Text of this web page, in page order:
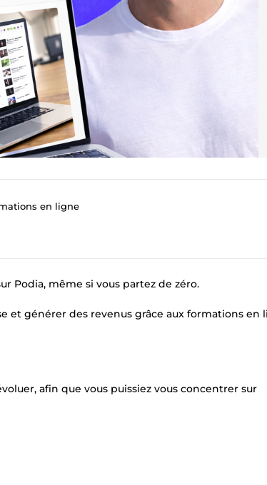
en ligne
Podia, même si vous partez de zéro.
et générer des revenus grâce aux formations en
afin que vous puissiez vous concentrer sur